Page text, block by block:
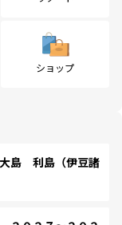
ショップ
島 利島（伊豆諸